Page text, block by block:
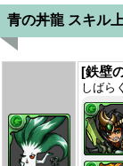
青の丼龍 スキル
[鉄壁
しばら